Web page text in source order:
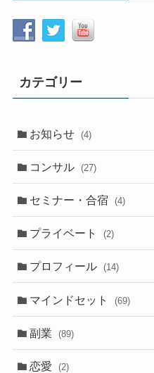
カテゴリー
お知らせ (4)
コンサル (27)
セミナー・合宿 (4)
プライベート (2)
プロフィール (14)
マインドセット (69)
副業 (89)
恋愛 (2)